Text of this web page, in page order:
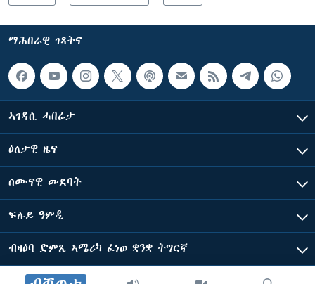
ማሕበራዊ ገጻትና
ኣገዳሲ ሓበሬታ
ዕለታዊ ዜና
ሰሙናዊ መደባት
ፍሉይ ዓምዲ
ብዛዕባ ድምጺ ኣሜሪካ ፈነወ ቋንቋ ትግርኛ